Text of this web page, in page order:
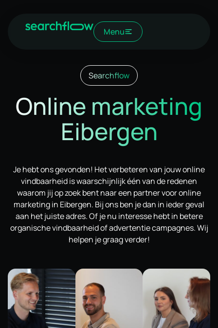
Menu
Searchflow
Online marketing
Eibergen
Je hebt ons gevonden! Het verbeteren van jouw online
vindbaarheid is waarschijnlijk één van de redenen
waarom jij op zoek bent naar een partner voor online
marketing in Eibergen. Bij ons ben je dan in ieder geval
aan het juiste adres. Of je nu interesse hebt in betere
organische vindbaarheid of advertentie campagnes. Wij
helpen je graag verder!